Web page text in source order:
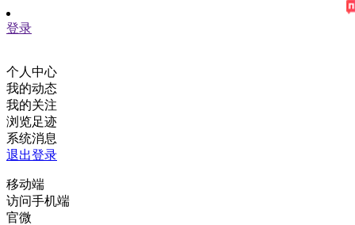
登录
个人中心
我的动态
我的关注
浏览足迹
系统消息
退出登录
移动端
访问手机端
官微